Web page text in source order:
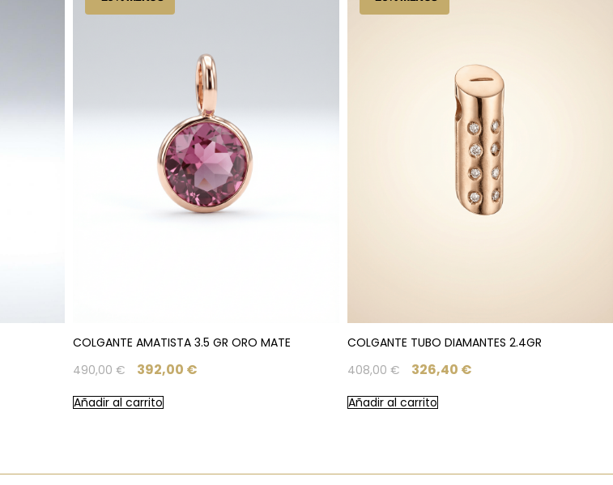
COLGANTE AMATISTA 3.5 GR ORO MATE
490,00 € 392,00 €
Añadir al carrito
COLGANTE TUBO DIAMANTES 2.4GR
408,00 € 326,40 €
Añadir al carrito